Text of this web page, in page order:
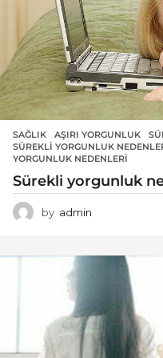
SAĞLIK AŞIRI YORGUNLUK ,
SÜREKLI YORGUNLUK
YORGUNLUK NEDENLERI
Sürekli yorgunluk
by admin